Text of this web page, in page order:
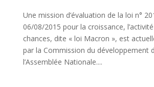
Une mission d’évaluation de la loi n°
06/08/2015 pour la croissance,
chances, dite « loi Macron », est
par la Commission du développement
l’Assemblée Nationale....